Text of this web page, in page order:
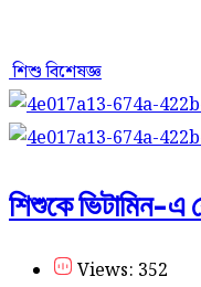
শিশু বিশেষজ্ঞ
শিশুকে ভিটামিন-
Views: 352